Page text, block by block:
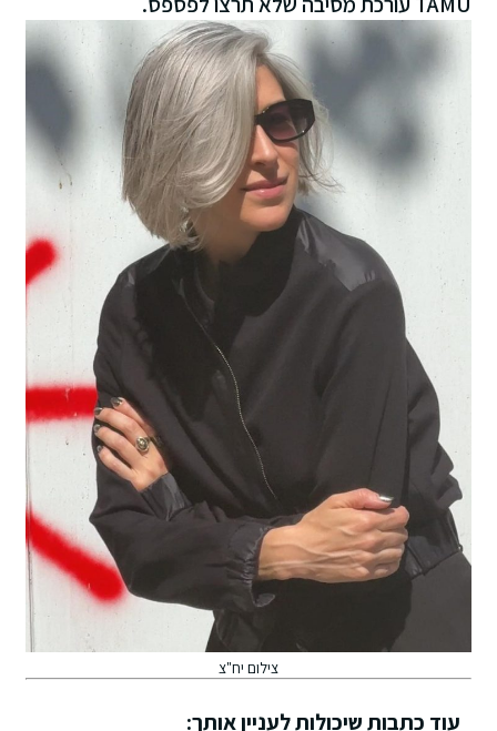
צילום יח"צ
עוד כתבות שיכולות לעניין אותך: